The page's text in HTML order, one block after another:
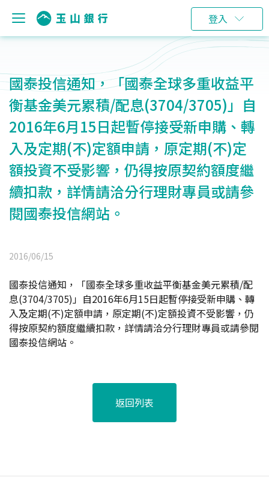
登入
國泰投信通知，「國泰全球多重收益平
衡基金美元累積/配息(3704/3705)」自
2016年6月15日起暫停接受新申購、轉
入及定期(不)定額申請，原定期(不)定
額投資不受影響，仍得按原契約額度繼
續扣款，詳情請洽分行理財專員或請參
閱國泰投信網站。
2016/06/15
國泰投信通知，「國泰全球多重收益平衡基金美元累積/配
息(3704/3705)」自2016年6月15日起暫停接受新申購、轉
入及定期(不)定額申請，原定期(不)定額投資不受影響，仍
得按原契約額度繼續扣款，詳情請洽分行理財專員或請參閱
國泰投信網站。
返回列表